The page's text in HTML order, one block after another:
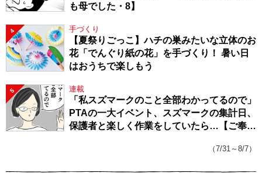
も母でした・8】
4 手づくり
【夏祭りごっこ】ハチの巣みたいな立体のお
花「でんぐり紙の花」を手づくり！ 暑い日
はおうちで楽しもう
5 連載
「私スズマークのこと全部わかってるので」
PTAの一大イベント、スズマークの集計日、
保護者と楽しく作業をしていたら…【ご奉仕
（7/31～8/7）